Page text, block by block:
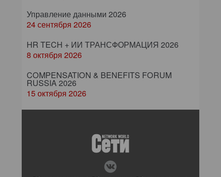
Управление данными 2026
24 сентября 2026
HR TECH + ИИ ТРАНСФОРМАЦИЯ 2026
8 октября 2026
COMPENSATION & BENEFITS FORUM
RUSSIA 2026
15 октября 2026